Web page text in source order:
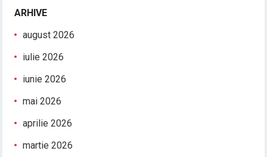
ARHIVE
august 2026
iulie 2026
iunie 2026
mai 2026
aprilie 2026
martie 2026